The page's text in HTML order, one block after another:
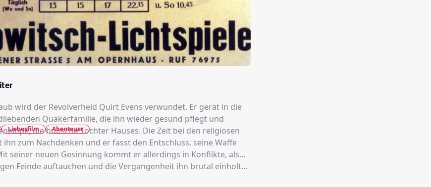
wird der Revolverheld Quirt Evens verwundet. Er gerät in die
Quäkerfamilie, die ihn wieder gesund pflegt und
die hübsche Tochter Hauses. Die Zeit bei den religiösen
zum Nachdenken und er fasst den Entschluss, seine Waffe
seiner neuen Gesinnung kommt er allerdings in Konflikte, als
Feinde auftauchen und die Vergangenheit ihn brutal einholt...
Liebesfilm Abenteuer